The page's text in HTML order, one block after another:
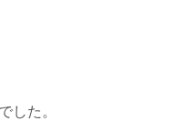
した。